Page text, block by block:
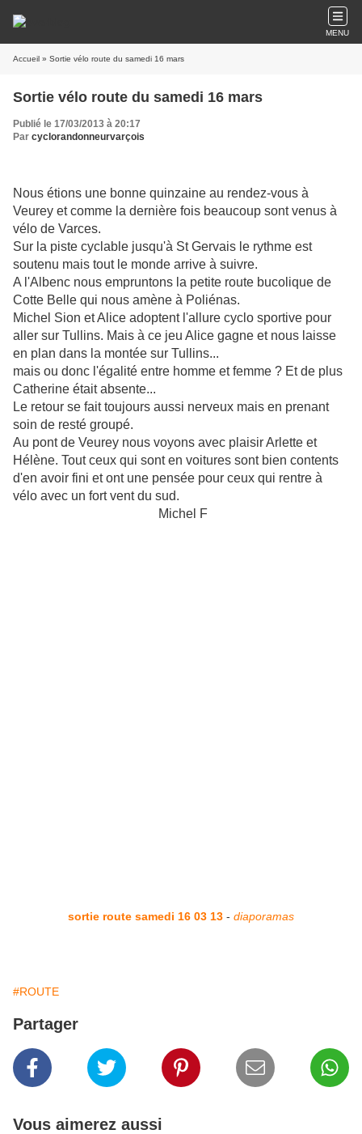
MENU
Accueil » Sortie vélo route du samedi 16 mars
Sortie vélo route du samedi 16 mars
Publié le 17/03/2013 à 20:17
Par cyclorandonneurvarçois
Nous étions une bonne quinzaine au rendez-vous à
Veurey et comme la dernière fois beaucoup sont venus à
vélo de Varces.
Sur la piste cyclable jusqu'à St Gervais le rythme est
soutenu mais tout le monde arrive à suivre.
A l'Albenc nous empruntons la petite route bucolique de
Cotte Belle qui nous amène à Poliénas.
Michel Sion et Alice adoptent l'allure cyclo sportive pour
aller sur Tullins. Mais à ce jeu Alice gagne et nous laisse
en plan dans la montée sur Tullins...
mais ou donc l'égalité entre homme et femme ? Et de plus
Catherine était absente...
Le retour se fait toujours aussi nerveux mais en prenant
soin de resté groupé.
Au pont de Veurey nous voyons avec plaisir Arlette et
Hélène. Tout ceux qui sont en voitures sont bien contents
d'en avoir fini et ont une pensée pour ceux qui rentre à
vélo avec un fort vent du sud.
Michel F
sortie route samedi 16 03 13 - diaporamas
#ROUTE
Partager
Vous aimerez aussi